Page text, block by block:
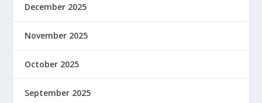
December 2025
November 2025
October 2025
September 2025